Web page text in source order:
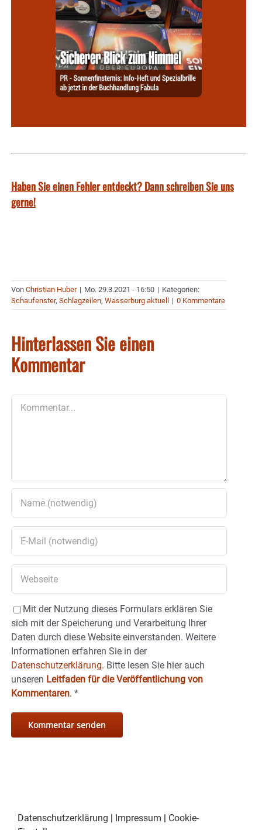
Haben Sie einen Fehler entdeckt? Dann schreiben Sie uns
gerne!
Von Christian Huber | Mo. 29.3.2021 - 16:50 | Kategorien:
Schaufenster, Schlagzeilen, Wasserburg aktuell | 0 Kommentare
Hinterlassen Sie einen
Kommentar
Mit der Nutzung dieses Formulars erklären Sie
sich mit der Speicherung und Verarbeitung Ihrer
Daten durch diese Website einverstanden. Weitere
Informationen erfahren Sie in der
Datenschutzerklärung. Bitte lesen Sie hier auch
unseren Leitfaden für die Veröffentlichung von
Kommentaren. *
Datenschutzerklärung Impressum
Cookie-